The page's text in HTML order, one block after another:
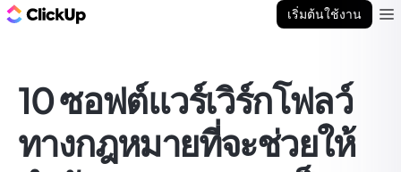
เริ่มต้นใช้งาน
10 ซอฟต์แวร์เวิร์กโฟลว์
ทางกฎหมายที่จะช่วยให้